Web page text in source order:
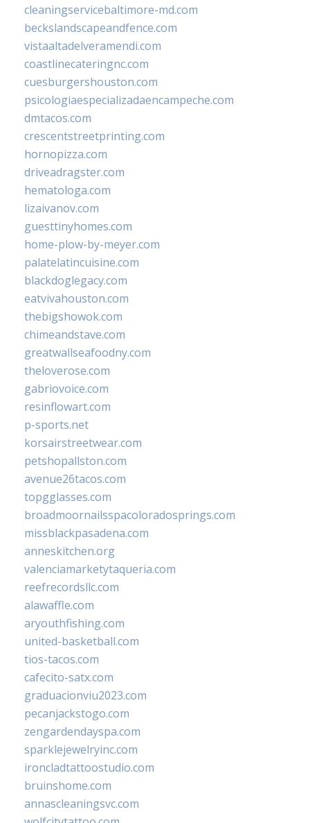
cleaningservicebaltimore-md.com
beckslandscapeandfence.com
vistaaltadelveramendi.com
coastlinecateringnc.com
cuesburgershouston.com
psicologiaespecializadaencampeche.com
dmtacos.com
crescentstreetprinting.com
hornopizza.com
driveadragster.com
hematologa.com
lizaivanov.com
guesttinyhomes.com
home-plow-by-meyer.com
palatelatincuisine.com
blackdoglegacy.com
eatvivahouston.com
thebigshowok.com
chimeandstave.com
greatwallseafoodny.com
theloverose.com
gabriovoice.com
resinflowart.com
p-sports.net
korsairstreetwear.com
petshopallston.com
avenue26tacos.com
topgglasses.com
broadmoornailsspacoloradosprings.com
missblackpasadena.com
anneskitchen.org
valenciamarketytaqueria.com
reefrecordsllc.com
alawaffle.com
aryouthfishing.com
united-basketball.com
tios-tacos.com
cafecito-satx.com
graduacionviu2023.com
pecanjackstogo.com
zengardendayspa.com
sparklejewelryinc.com
ironcladtattoostudio.com
bruinshome.com
annascleaningsvc.com